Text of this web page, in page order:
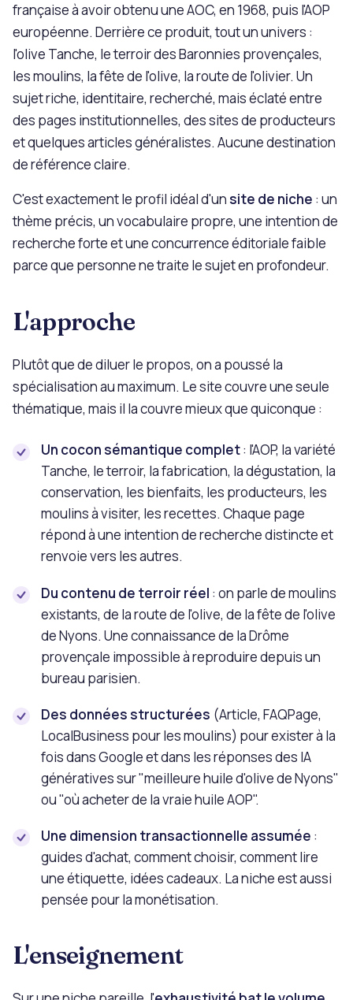
française à avoir obtenu une AOC, en 1968, puis l'AOP
européenne. Derrière ce produit, tout un univers :
l'olive Tanche, le terroir des Baronnies provençales,
les moulins, la fête de l'olive, la route de l'olivier. Un
sujet riche, identitaire, recherché, mais éclaté entre
des pages institutionnelles, des sites de producteurs
et quelques articles généralistes. Aucune destination
de référence claire.
C'est exactement le profil idéal d'unsite de niche : un
thème précis, un vocabulaire propre, une intention de
recherche forte et une concurrence éditoriale faible
parce que personne ne traite le sujet en profondeur.
L'approche
Plutôt que de diluer le propos, on a poussé la
spécialisation au maximum. Le site couvre une seule
thématique, mais il la couvre mieux que quiconque :
Un cocon sémantique complet: l'AOP, la variété
Tanche, le terroir, la fabrication, la dégustation, la
conservation, les bienfaits, les producteurs, les
moulins à visiter, les recettes. Chaque page
répond à une intention de recherche distincte et
renvoie vers les autres.
Du contenu de terroir réel : on parle de moulins
existants, de la route de l'olive, de la fête de l'olive
de Nyons. Une connaissance de la Drôme
provençale impossible à reproduire depuis un
bureau parisien.
Des données structurées (Article, FAQPage,
LocalBusiness pour les moulins) pour exister à la
fois dans Google et dans les réponses des IA
génératives sur "meilleure huile d'olive de Nyons"
ou "où acheter de la vraie huile AOP".
Une dimension transactionnelle assumée :
guides d'achat, comment choisir, comment lire
une étiquette, idées cadeaux. La niche est aussi
pensée pour la monétisation.
L'enseignement